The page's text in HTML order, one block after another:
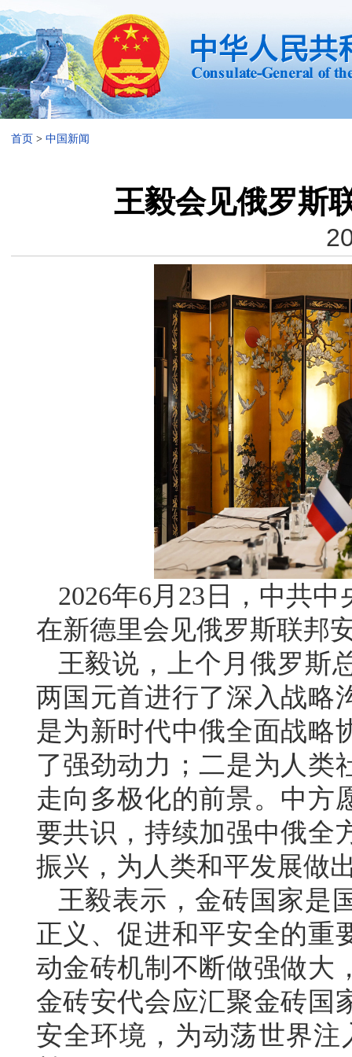
首页 > 中国新闻
王毅会见俄罗斯
2026年6月23日，中共
在新德里会见俄罗斯联邦
王毅说，上个月俄罗斯
两国元首进行了深入战略
是为新时代中俄全面战略
了强劲动力；二是为人类
走向多极化的前景。中方
要共识，持续加强中俄全
振兴，为人类和平发展做
王毅表示，金砖国家是
正义、促进和平安全的重
动金砖机制不断做强做大
金砖安代会应汇聚金砖国
安全环境，为动荡世界